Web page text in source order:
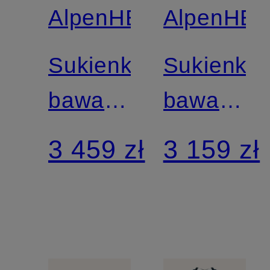
AlpenHERZ
Sukienka
bawarska
CLAUDIA
z
3 459 zł
Sukienka
bawarska
3 159 zł